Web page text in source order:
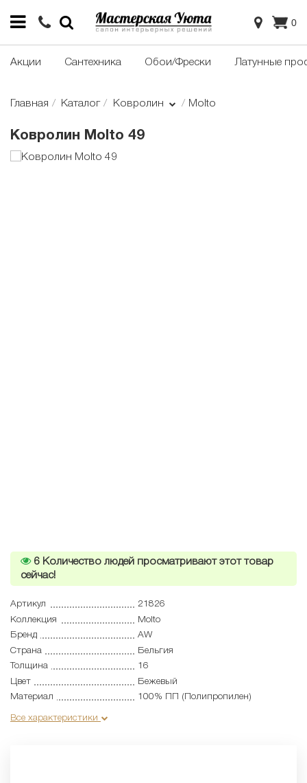
0
Акции Сантехника Обои/Фрески Латунные
Главная Каталог Ковролин Molto
Ковролин Molto 49
6 Количество людей просматривают этот товар
сейчас!
Артикул
21826
Коллекция
Molto
Бренд
AW
Страна
Бельгия
Толщина
16
Цвет
Бежевый
Материал
100% ПП (Полипропилен)
Все характеристики